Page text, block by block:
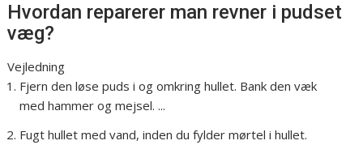
Hvordan reparerer man revner i pudset
væg?
Vejledning
Fjern den løse puds i og omkring hullet. Bank den væk
med hammer og mejsel. ...
Fugt hullet med vand, inden du fylder mørtel i hullet.